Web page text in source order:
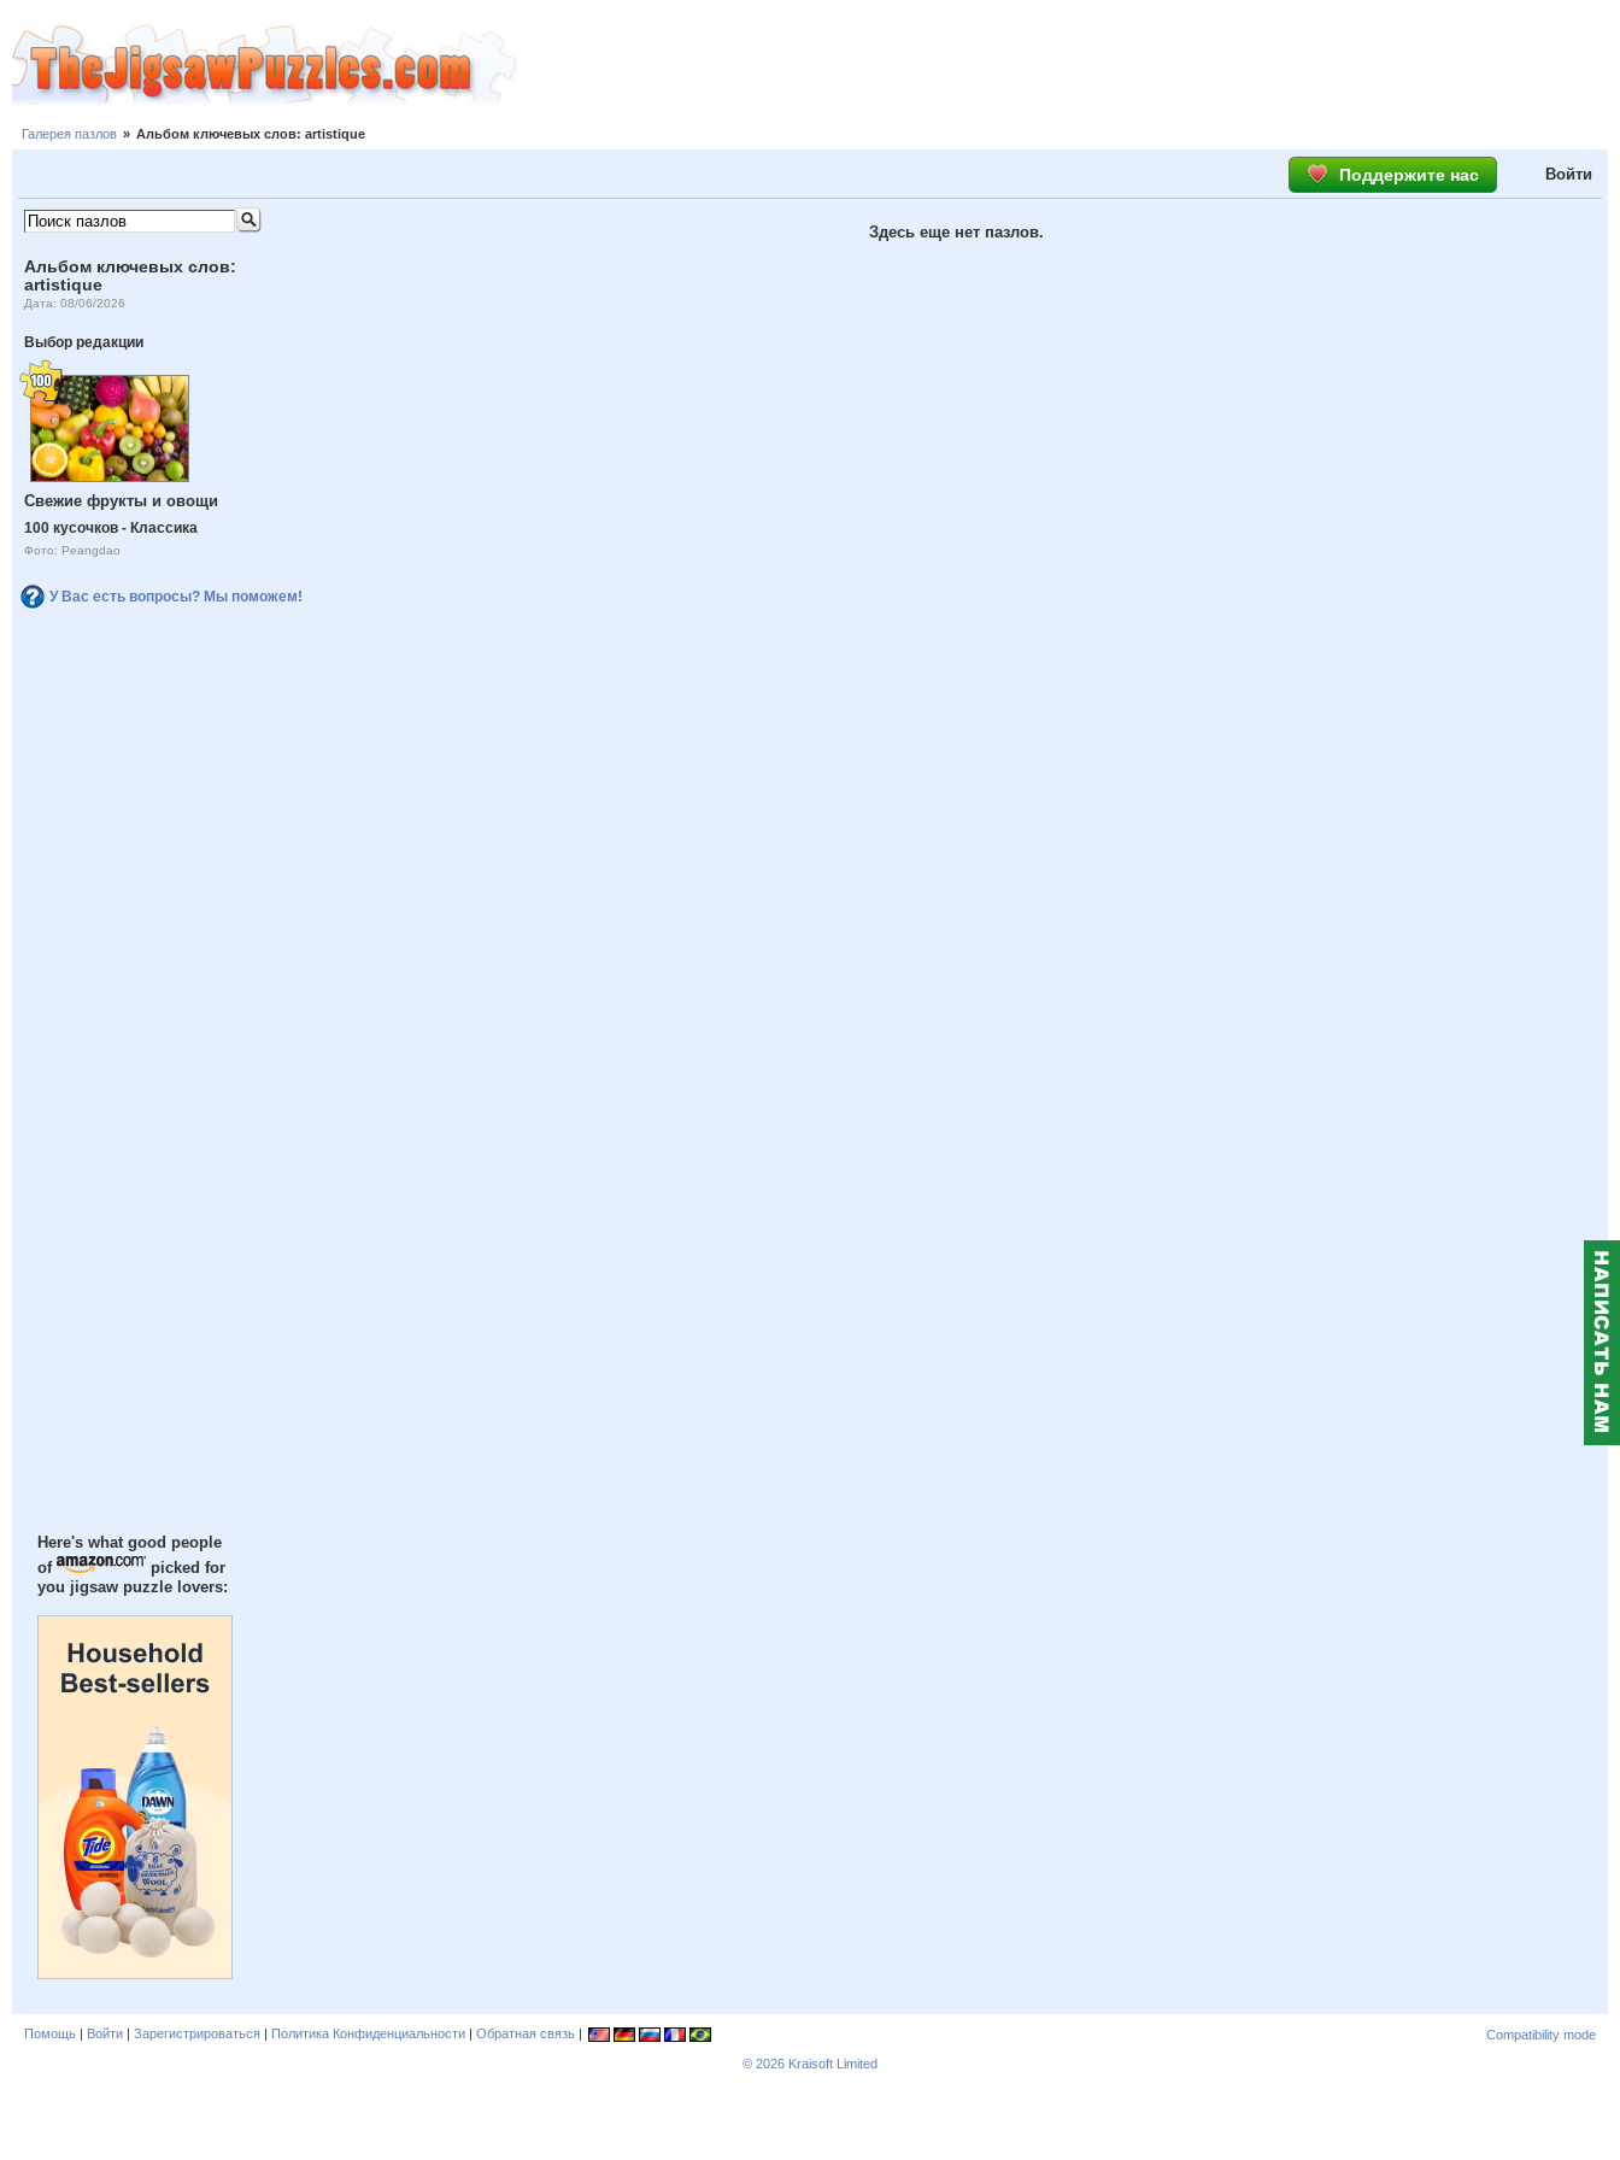
Галерея пазлов » Альбом ключевых слов: artistique
Поддержите нас Войти
Альбом ключевых слов:
artistique
Дата: 08/06/2026
Выбор редакции
Свежие фрукты и овощи
100 кусочков - Классика
Фото: Peangdao
У Вас есть вопросы? Мы поможем!
Here's what good people
of
picked for
you jigsaw puzzle lovers:
Здесь еще нет пазлов.
Помощь | Войти | Зарегистрироваться | Политика Конфиденциальности | Обратная связь |
Compatibility mode
© 2026 Kraisoft Limited